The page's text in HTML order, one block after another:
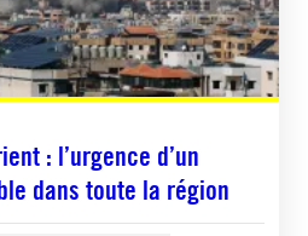
: l’urgence d’un
dans toute la région